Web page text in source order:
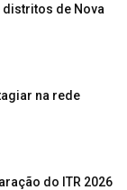
distritos de Nova
na rede
do ITR 2026